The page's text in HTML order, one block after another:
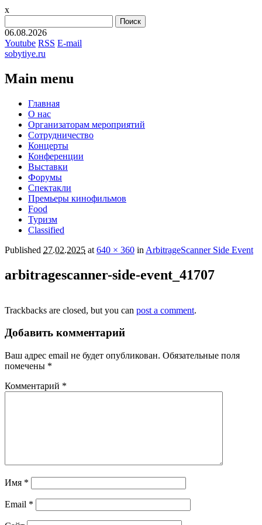
x
06.08.2026
Youtube RSS E-mail
sobytiye.ru
Main menu
Skip
content
Главная
О нас
Организаторам мероприятий
Сотрудничество
Концерты
Конференции
Выставки
Форумы
Спектакли
Премьеры кинофильмов
Food
Туризм
Сlassified
Published 27.02.2025 at 640 × 360 in ArbitrageScanner Side Event
arbitragescanner-side-event_41707
Trackbacks are closed, but you can post a comment.
Добавить комментарий
Ваш адрес email не будет опубликован. Обязательные поля
помечены *
Комментарий *
Имя *
Email *